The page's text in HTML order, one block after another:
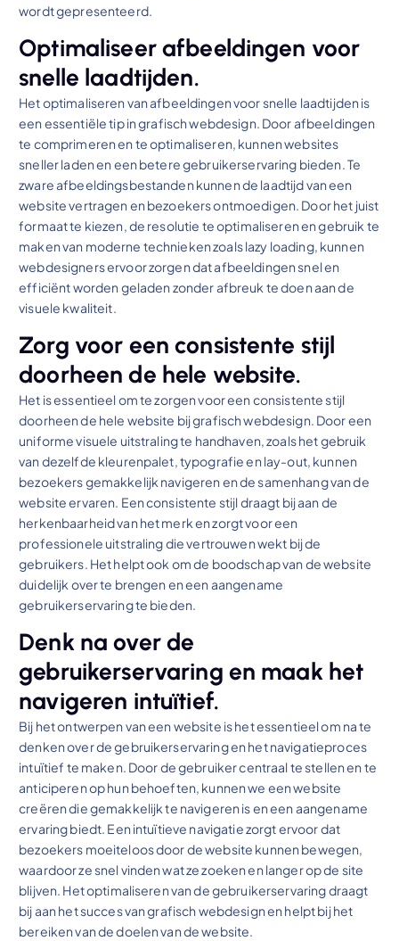
wordt gepresenteerd.
Optimaliseer afbeeldingen voor
snelle laadtijden.
Het optimaliseren van afbeeldingen voor snelle laadtijden is
een essentiële tip in grafisch webdesign. Door afbeeldingen
te comprimeren en te optimaliseren, kunnen websites
sneller laden en een betere gebruikerservaring bieden. Te
zware afbeeldingsbestanden kunnen de laadtijd van een
website vertragen en bezoekers ontmoedigen. Door het juist
formaat te kiezen, de resolutie te optimaliseren en gebruik te
maken van moderne technieken zoals lazy loading, kunnen
webdesigners ervoor zorgen dat afbeeldingen snel en
efficiënt worden geladen zonder afbreuk te doen aan de
visuele kwaliteit.
Zorg voor een consistente stijl
doorheen de hele website.
Het is essentieel om te zorgen voor een consistente stijl
doorheen de hele website bij grafisch webdesign. Door een
uniforme visuele uitstraling te handhaven, zoals het gebruik
van dezelfde kleurenpalet, typografie en lay-out, kunnen
bezoekers gemakkelijk navigeren en de samenhang van de
website ervaren. Een consistente stijl draagt bij aan de
herkenbaarheid van het merk en zorgt voor een
professionele uitstraling die vertrouwen wekt bij de
gebruikers. Het helpt ook om de boodschap van de website
duidelijk over te brengen en een aangename
gebruikerservaring te bieden.
Denk na over de
gebruikerservaring en maak het
navigeren intuïtief.
Bij het ontwerpen van een website is het essentieel om na te
denken over de gebruikerservaring en het navigatieproces
intuïtief te maken. Door de gebruiker centraal te stellen en te
anticiperen op hun behoeften, kunnen we een website
creëren die gemakkelijk te navigeren is en een aangename
ervaring biedt. Een intuïtieve navigatie zorgt ervoor dat
bezoekers moeiteloos door de website kunnen bewegen,
waardoor ze snel vinden wat ze zoeken en langer op de site
blijven. Het optimaliseren van de gebruikerservaring draagt
bij aan het succes van grafisch webdesign en helpt bij het
bereiken van de doelen van de website.